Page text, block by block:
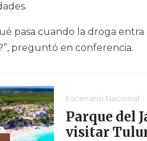
pasa cuando la droga entra
preguntó en conferencia.
Escenario Nacional
Parque del
visitar